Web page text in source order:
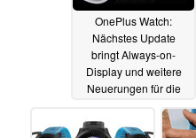
OnePlus Watch:
Nächstes Update
bringt Always-on-
Display und weitere
Neuerungen für die
04.05.2021